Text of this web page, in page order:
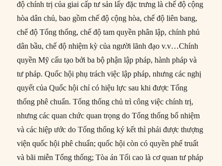
độ chính trị của giai cấp tư sản lấy đặc trưng là chế độ cộng
hòa dân chủ, bao gồm chế độ cộng hòa, chế độ liên bang,
chế độ Tổng thống, chế độ tam quyền phân lập, chính phủ
dân bầu, chế độ nhiệm kỳ của người lãnh đạo v.v…Chính
quyền Mỹ cấu tạo bởi ba bộ phận lập pháp, hành pháp và
tư pháp. Quốc hội phụ trách việc lập pháp, nhưng các nghị
quyết của Quốc hội chỉ có hiệu lực sau khi được Tổng
thống phê chuẩn. Tổng thống chủ trì công việc chính trị,
nhưng các quan chức quan trọng do Tổng thống bổ nhiệm
và các hiệp ước do Tổng thống ký kết thì phải được thượng
viện quốc hội phê chuẩn; quốc hội còn có quyền phế truất
và bãi miễn Tổng thống; Tòa án Tối cao là cơ quan tư pháp